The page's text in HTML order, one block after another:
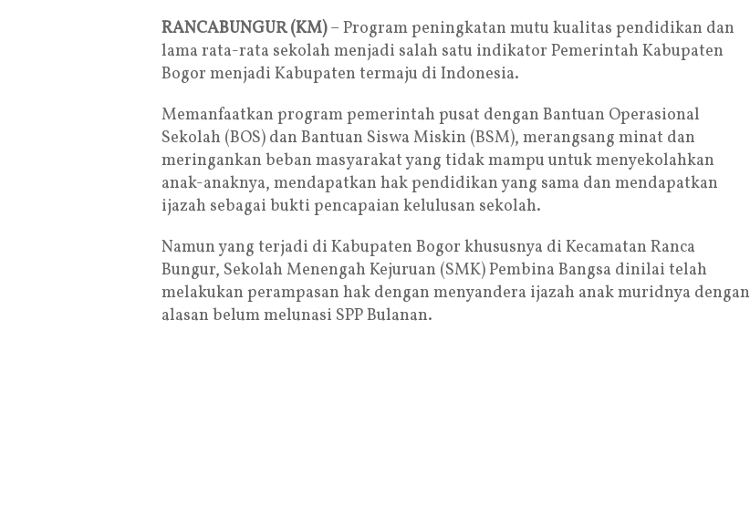
RANCABUNGUR (KM)– Program peningkatan mutu kualitas pendidikan dan
lama rata-rata sekolah menjadi salah satu indikator Pemerintah Kabupaten
Bogor menjadi Kabupaten termaju di Indonesia.
Memanfaatkan program pemerintah pusat dengan Bantuan Operasional
Sekolah (BOS) dan Bantuan Siswa Miskin (BSM), merangsang minat dan
meringankan beban masyarakat yang tidak mampu untuk menyekolahkan
anak-anaknya, mendapatkan hak pendidikan yang sama dan mendapatkan
ijazah sebagai bukti pencapaian kelulusan sekolah.
Namun yang terjadi di Kabupaten Bogor khususnya di Kecamatan Ranca
Bungur, Sekolah Menengah Kejuruan (SMK) Pembina Bangsa dinilai telah
melakukan perampasan hak dengan menyandera ijazah anak muridnya dengan
alasan belum melunasi SPP Bulanan.